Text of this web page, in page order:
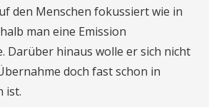
den Menschen fokussiert wie in
man eine Emission
Darüber hinaus wolle er sich nicht
doch fast schon in
ist.